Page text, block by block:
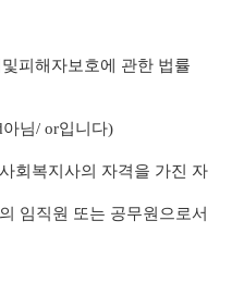
피해자보호에 관한 법률
아님/ or입니다)
회복지사의 자격을 가진 자
임직원 또는 공무원으로서